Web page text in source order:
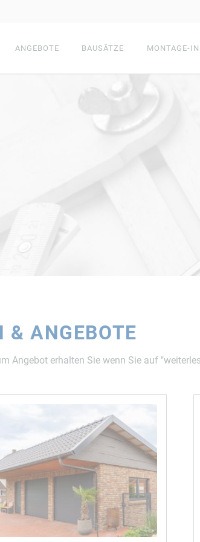
ANGEBOTE BAUSÄTZE
TERRASSENDÄCHER
ALLE BAUSÄTZE ALLE
MONTAGE-
& ANGEBOTE
Angebot erhalten Sie wenn Sie auf